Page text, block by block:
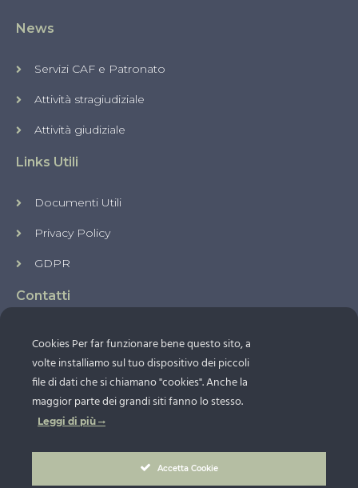
News
Servizi CAF e Patronato
Attività stragiudiziale
Attività giudiziale
Links Utili
Documenti Utili
Privacy Policy
GDPR
Contatti
+39 3389073418
info@avvocatoinunclic.it
Avvocato in un clic
Cookies Per far funzionare bene questo sito, a
volte installiamo sul tuo dispositivo dei piccoli
file di dati che si chiamano "cookies". Anche la
maggior parte dei grandi siti fanno lo stesso.
Leggi di più
Accetta Cookie